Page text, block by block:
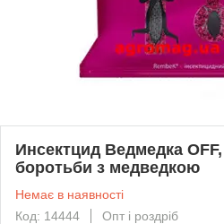
Инсектцид Ведмедка
боротьби з медведкою
Немає в наявності
Код: 14444
Опт і роздріб